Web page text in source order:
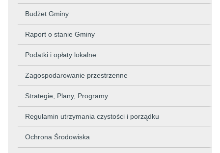
Budżet Gminy
Raport o stanie Gminy
Podatki i opłaty lokalne
Zagospodarowanie przestrzenne
Strategie, Plany, Programy
Regulamin utrzymania czystości i porządku
Ochrona Środowiska